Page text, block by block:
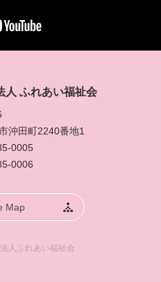
人 ふれあい福祉会
沖田町2240番地1
0005
0006
Map
人ふれあい福祉会